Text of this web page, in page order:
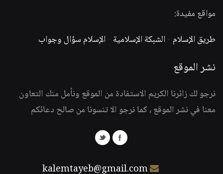
مواقع مفيدة:
طريق الإسلام -الشبكة الإسلامية -الإسلام سؤال وجواب
نشر الموقع
نرجو لك زائرنا الكريم الاستفادة من الموقع ونأمل منك التعاون
معنا في نشر الموقع ، كما نرجو الا تنسونا من صالح دعائكم
kalemtayeb@gmail.com